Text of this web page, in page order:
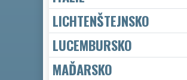
LICHTENŠTEJNSKO
LUCEMBURSKO
MAĎARSKO